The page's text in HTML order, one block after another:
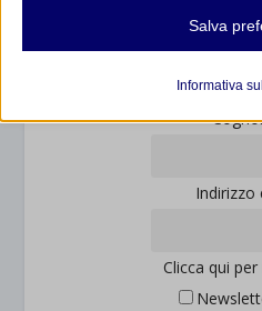
Indirizzo
Clicca qui
Analitici
interagiscono con il nostro sito
jetpackState[message]
esplicitamente categorizzati.
Mostra
Salva
Informativa